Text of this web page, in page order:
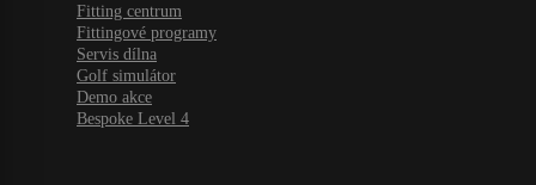
Fitting centrum
Fittingové programy
Servis dílna
Golf simulátor
Demo akce
Bespoke Level 4